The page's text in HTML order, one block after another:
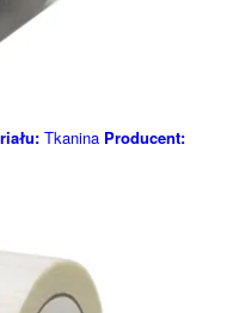
Tkanina Producent: